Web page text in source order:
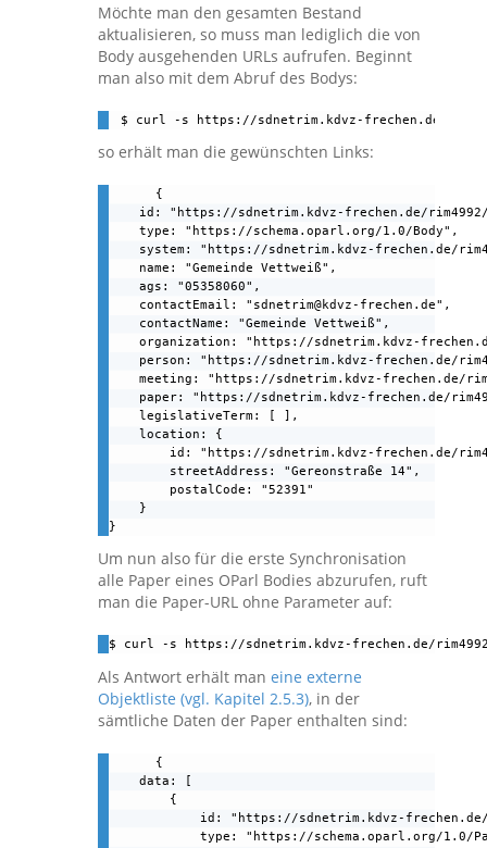
Möchte man den gesamten Bestand
aktualisieren, so muss man lediglich die von
Body ausgehenden URLs aufrufen. Beginnt
man also mit dem Abruf des Bodys:
$ curl -s https://sdnetrim.kdvz-frechen.de/
so erhält man die gewünschten Links:
{
id: "https://sdnetrim.kdvz-frechen.de/
    type: "https://schema.oparl.org/1.0/Body",
system: "https://sdnetrim.kdvz-frechen.de/
    name: "Gemeinde Vettweiß",
    ags: "05358060",
    contactEmail: "sdnetrim@kdvz-frechen.de",
    contactName: "Gemeinde Vettweiß",
organization: "https://sdnetrim.kdvz-
person: "https://sdnetrim.kdvz-frechen.de/
meeting: "https://sdnetrim.kdvz-frechen.de/
paper: "https://sdnetrim.kdvz-frechen.de/
    legislativeTerm: [ ],
    location: {
id: "https://sdnetrim.kdvz-frechen.de/
        streetAddress: "Gereonstraße 14",
        postalCode: "52391"
    }
}
Um nun also für die erste Synchronisation
alle Paper eines OParl Bodies abzurufen, ruft
man die Paper-URL ohne Parameter auf:
$ curl -s https://sdnetrim.kdvz-frechen.de/
Als Antwort erhält man eine externe
Objektliste (vgl. Kapitel 2.5.3), in der
sämtliche Daten der Paper enthalten sind:
{
    data: [
        {
id: "https://sdnetrim.kdvz-
type: "https://schema.oparl.org/1.0/